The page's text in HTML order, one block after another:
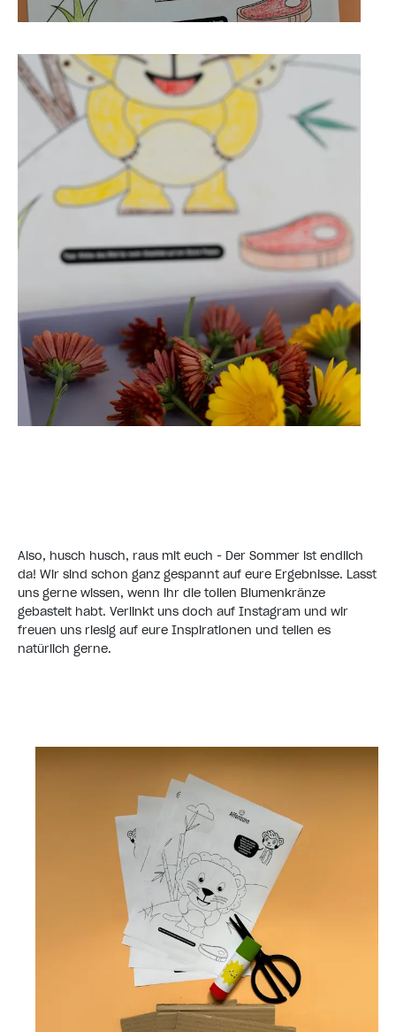
Also, husch husch, raus mit euch - Der Sommer ist endlich
da! Wir sind schon ganz gespannt auf eure Ergebnisse. Lasst
uns gerne wissen, wenn ihr die tollen Blumenkränze
gebastelt habt. Verlinkt uns doch auf Instagram und wir
freuen uns riesig auf eure Inspirationen und teilen es
natürlich gerne.